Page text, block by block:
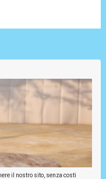
il nostro sito, senza costi